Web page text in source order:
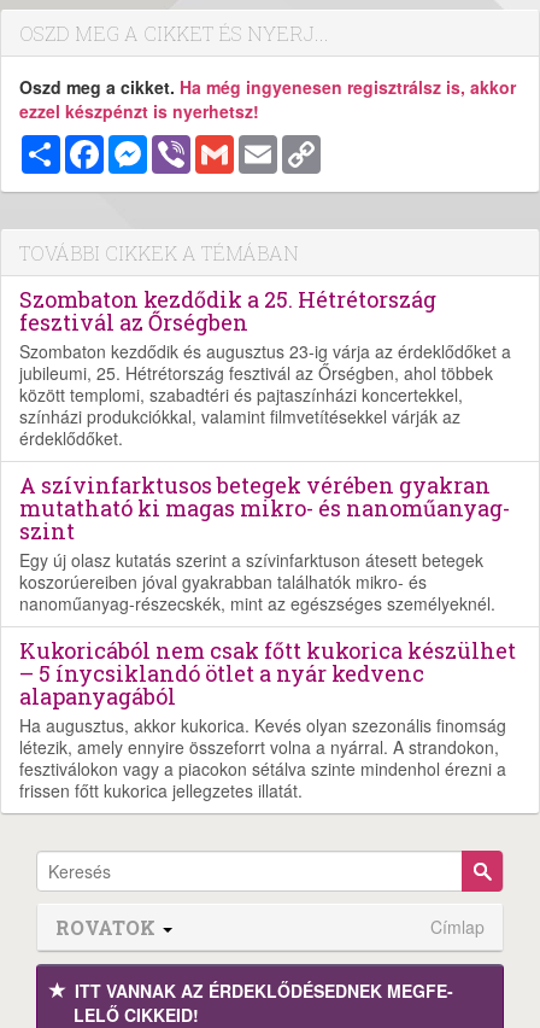
OSZD MEG A CIKKET ÉS NYERJ...
Oszd meg a cikket. Ha még ingyenesen regisztrálsz is, akkor
ezzel készpénzt is nyerhetsz!
MegosztásFacebookMessenger
Viber Gmail Email
TOVÁBBI CIKKEK A TÉMÁBAN
Szombaton kezdődik a 25. Hétrétország
fesztivál az Őrségben
Szombaton kezdődik és augusztus 23-ig várja az érdeklődőket a
jubileumi, 25. Hétrétország fesztivál az Őrségben, ahol többek
között templomi, szabadtéri és pajtaszínházi koncertekkel,
színházi produkciókkal, valamint filmvetítésekkel várják az
érdeklődőket.
A szívinfarktusos betegek vérében gyakran
mutatható ki magas mikro- és nanoműanyag-
szint
Egy új olasz kutatás szerint a szívinfarktuson átesett betegek
koszorúereiben jóval gyakrabban találhatók mikro- és
nanoműanyag-részecskék, mint az egészséges személyeknél.
Kukoricából nem csak főtt kukorica készülhet
– 5 ínycsiklandó ötlet a nyár kedvenc
alapanyagából
Ha augusztus, akkor kukorica. Kevés olyan szezonális finomság
létezik, amely ennyire összeforrt volna a nyárral. A strandokon,
fesztiválokon vagy a piacokon sétálva szinte mindenhol érezni a
frissen főtt kukorica jellegzetes illatát.
ROVATOK Címlap
ITT VANNAK AZ ÉRDEK­LŐDÉ­SEDNEK MEGFE­
LELŐ CIKKEID!